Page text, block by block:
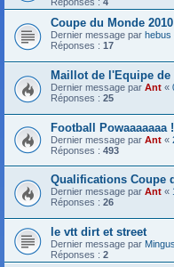
Coupe du Monde 2010
Dernier message par hebus
Réponses : 17
Maillot de l'Equipe de
Dernier message par Ant «
Réponses : 25
Football Powaaaaaaa
Dernier message par Ant «
Réponses : 493
Qualifications Coupe
Dernier message par Ant «
Réponses : 26
le vtt dirt et street
Dernier message par Mingus
Réponses : 2